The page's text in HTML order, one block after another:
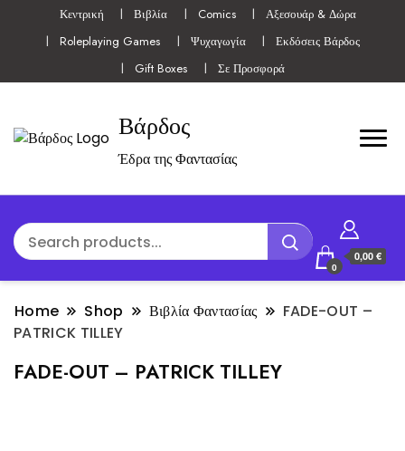
Κεντρική Βιβλία Comics
Αξεσουάρ & Δώρα
Roleplaying Games
Ψυχαγωγία
Εκδόσεις Βάρδος
Gift Boxes
Σε Προσφορά
Βάρδος
Έδρα της Φαντασίας
0
0,00 €
Home Shop Βιβλία Φαντασίας
FADE-OUT –
PATRICK TILLEY
FADE-OUT – PATRICK TILLEY